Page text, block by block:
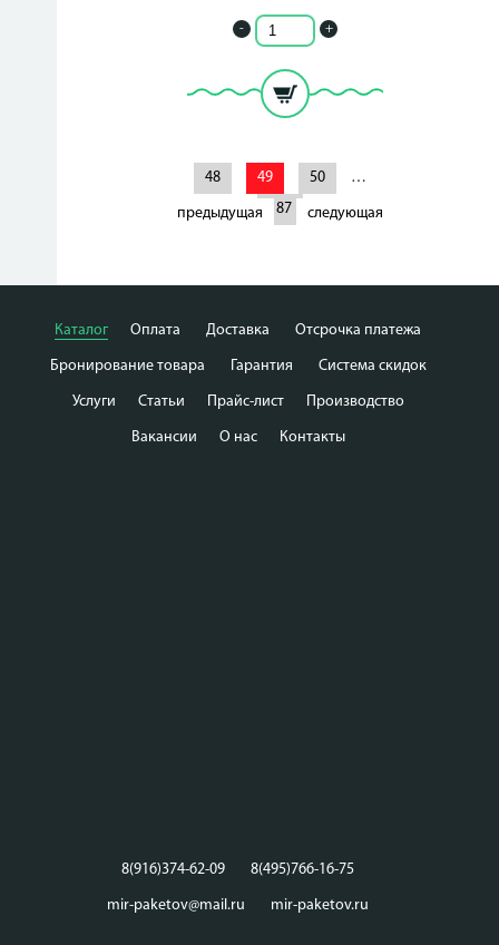
- +
предыдущая
48 49 50
…
187
следующая
Каталог Оплата Доставка Отсрочка платежа
Бронирование товара Гарантия Система скидок
Услуги Статьи Прайс-лист Производство
Вакансии О нас Контакты
8(916)374-62-09 8(495)766-16-75
mir-paketov@mail.ru mir-paketov.ru